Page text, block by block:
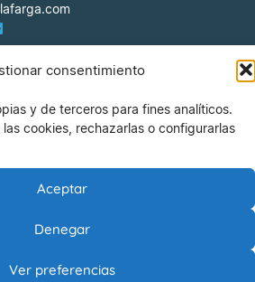
consentimiento
y de terceros para fines analíticos.
cookies, rechazarlas o configurarlas
Aceptar
Denegar
Ver preferencias
Municipals, SA
d’Equipaments Municipals, SA –